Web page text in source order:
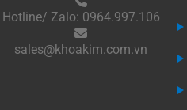
Hotline/ Zalo: 0964.997.106
sales@khoakim.com.vn